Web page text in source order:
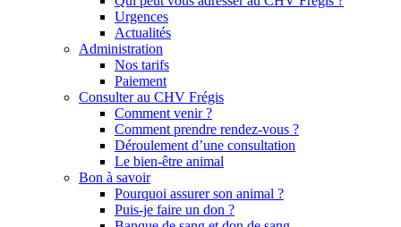
Urgences
Actualités
Administration
Nos tarifs
Paiement
Consulter au CHV Frégis
Comment venir ?
Comment prendre rendez-vous ?
Déroulement d’une consultation
Le bien-être animal
Bon à savoir
Pourquoi assurer son animal ?
Puis-je faire un don ?